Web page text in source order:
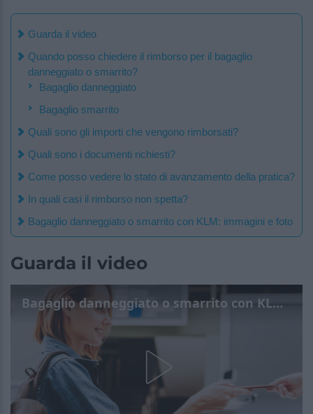
Guarda il video
Quando posso chiedere il rimborso per il bagaglio
danneggiato o smarrito?
Bagaglio danneggiato
Bagaglio smarrito
Quali sono gli importi che vengono rimborsati?
Quali sono i documenti richiesti?
Come posso vedere lo stato di avanzamento della pratica?
In quali casi il rimborso non spetta?
Bagaglio danneggiato o smarrito con KLM: immagini e foto
Guarda il video
Bagaglio danneggiato o smarrito con KLM? Ecco cosa fare